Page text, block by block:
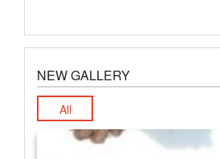
NEW GALLERY
All